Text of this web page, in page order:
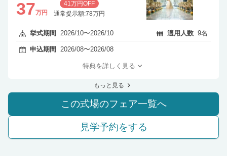
37万円
41万円OFF
通常提示額:78万円
挙式期間 2026/10〜2026/10 適用人数 9名
申込期間 2026/08〜2026/08
特典を詳しく見る
もっと見る
この式場のフェア一覧へ
見学予約をする